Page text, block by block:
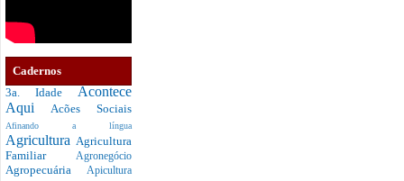
Cadernos
3a. Idade Acontece
Aqui Acões Sociais
Afinando a língua
Agricultura Agricultura
Familiar Agronegócio
Agropecuária Apicultura